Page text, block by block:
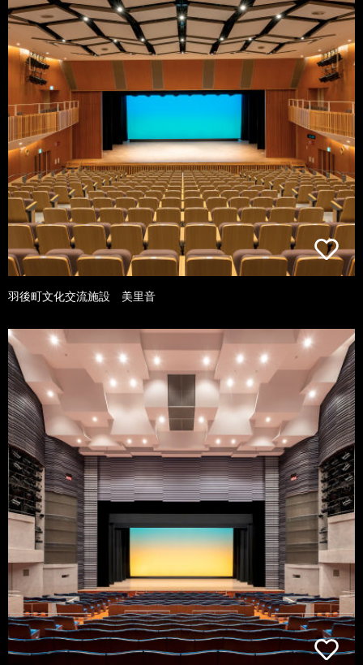
羽後町文化交流施設 美里音